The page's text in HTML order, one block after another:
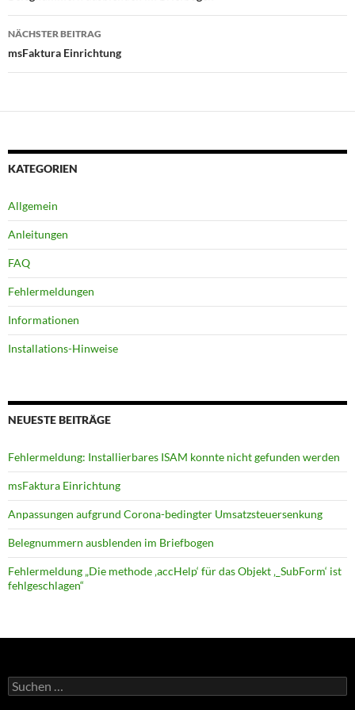
NÄCHSTER BEITRAG
msFaktura Einrichtung
KATEGORIEN
Allgemein
Anleitungen
FAQ
Fehlermeldungen
Informationen
Installations-Hinweise
NEUESTE BEITRÄGE
Fehlermeldung: Installierbares ISAM konnte nicht gefunden werden
msFaktura Einrichtung
Anpassungen aufgrund Corona-bedingter Umsatz­steuer­senkung
Belegnummern ausblenden im Briefbogen
Fehlermeldung „Die methode ‚accHelp‘ für das Objekt ‚_SubForm‘ ist
fehlgeschlagen“
Suchen
nach: